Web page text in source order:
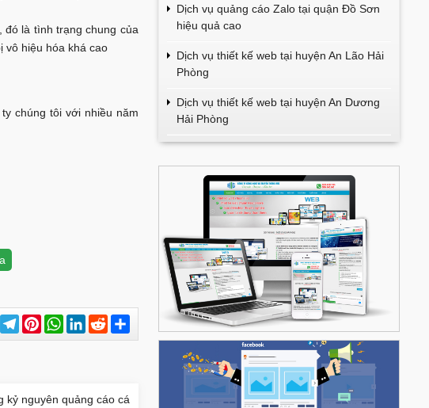
đó là tình trạng chung của
vô hiệu hóa khá cao
chúng tôi với nhiều năm
TwitterTelegramPinterestWhatsApp
LinkedInReddit
sẻ
kỷ nguyên quảng cáo cá
Dịch vụ quảng cáo Zalo tại quận Đồ Sơn
hiệu quả cao
Dịch vụ thiết kế web tại huyện An Lão Hải
Phòng
Dịch vụ thiết kế web tại huyện An Dương
Hải Phòng